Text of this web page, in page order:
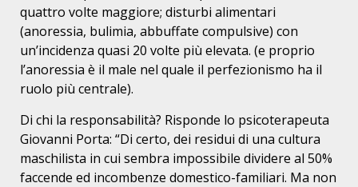
quattro volte maggiore; disturbi alimentari
(anoressia, bulimia, abbuffate compulsive) con
un’incidenza quasi 20 volte più elevata. (e proprio
l’anoressia è il male nel quale il perfezionismo ha il
ruolo più centrale).
Di chi la responsabilità? Risponde lo psicoterapeuta
Giovanni Porta: “Di certo, dei residui di una cultura
maschilista in cui sembra impossibile dividere al 50%
faccende ed incombenze domestico-familiari. Ma non